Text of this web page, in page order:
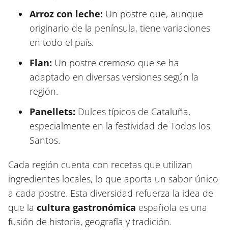
Arroz con leche: Un postre que, aunque
originario de la península, tiene variaciones
en todo el país.
Flan: Un postre cremoso que se ha
adaptado en diversas versiones según la
región.
Panellets: Dulces típicos de Cataluña,
especialmente en la festividad de Todos los
Santos.
Cada región cuenta con recetas que utilizan
ingredientes locales, lo que aporta un sabor único
a cada postre. Esta diversidad refuerza la idea de
que la cultura gastronómica española es una
fusión de historia, geografía y tradición.